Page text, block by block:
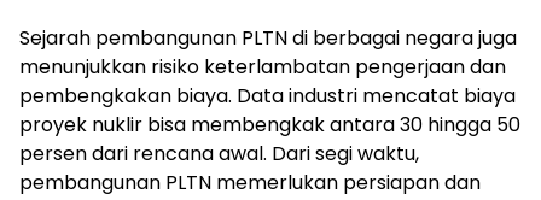
Sejarah pembangunan PLTN di berbagai negara juga
menunjukkan risiko keterlambatan pengerjaan dan
pembengkakan biaya. Data industri mencatat biaya
proyek nuklir bisa membengkak antara 30 hingga 50
persen dari rencana awal. Dari segi waktu,
pembangunan PLTN memerlukan persiapan dan